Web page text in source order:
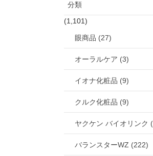
分類
(1,101)
眼商品 (27)
オーラルケア (3)
イオナ化粧品 (9)
クルク化粧品 (9)
ヤクケン バイオリンク
バランスターWZ (222)